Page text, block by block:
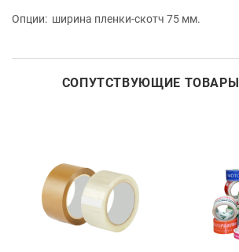
Опции: ширина пленки-скотч 75 мм.
СОПУТСТВУЮЩИЕ ТОВАРЫ